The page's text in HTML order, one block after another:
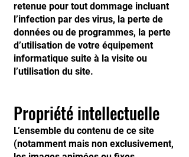
retenue pour tout dommage incluant
l’infection par des virus, la perte de
données ou de programmes, la perte
d’utilisation de votre équipement
informatique suite à la visite ou
l’utilisation du site.
Propriété intellectuelle
L’ensemble du contenu de ce site
(notamment mais non exclusivement,